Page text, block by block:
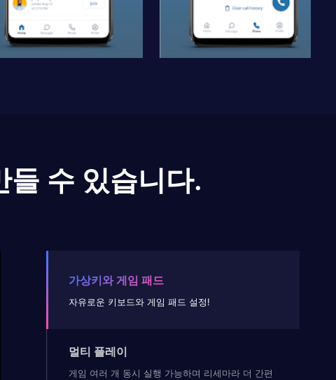
들 수 있습니다.
가상키와 게임 패드
자유로운 키보드와 게임 패드 설정!
멀티 플레이
게임 여러 개 동시 실행 가능하며 리세마라 더 간편